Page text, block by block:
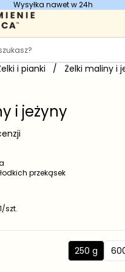
Wysyłka nawet w 24h
i pianki / Żelki maliny i
i jeżyny
przekąsek
1/szt.
2
250 g